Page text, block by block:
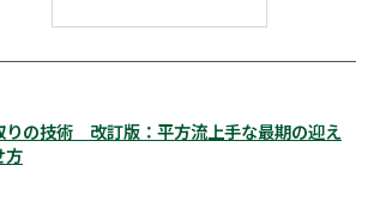
りの技術 改訂版：平方流上手な最期の迎え
方